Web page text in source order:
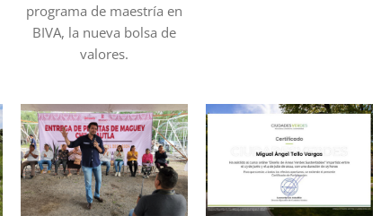
programa de maestría en
BIVA, la nueva bolsa de
valores.